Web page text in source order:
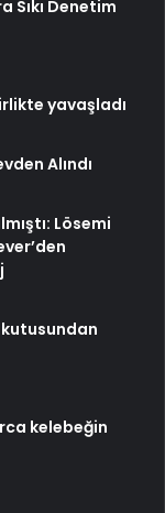
Sıkı Denetim
yavaşladı
Alındı
Lösemi
kutusundan
kelebeğin